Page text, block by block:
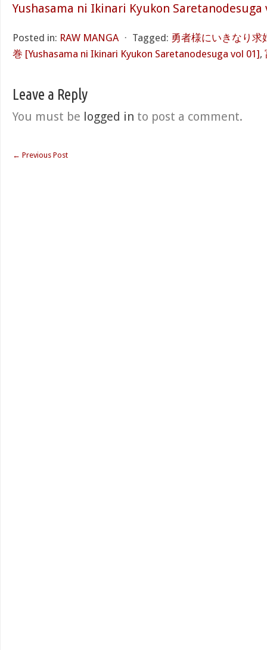
Yushasama ni Ikinari Kyukon Saretanodesuga
Posted in: RAW MANGA ⋅ Tagged: 勇者様にいきなり求
巻 [Yushasama ni Ikinari Kyukon Saretanodesuga vol 01],
Leave a Reply
You must be logged in to post a comment.
← Previous Post